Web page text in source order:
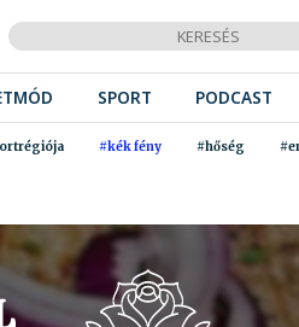
SPORT PODCAST
#kék fény #hőség